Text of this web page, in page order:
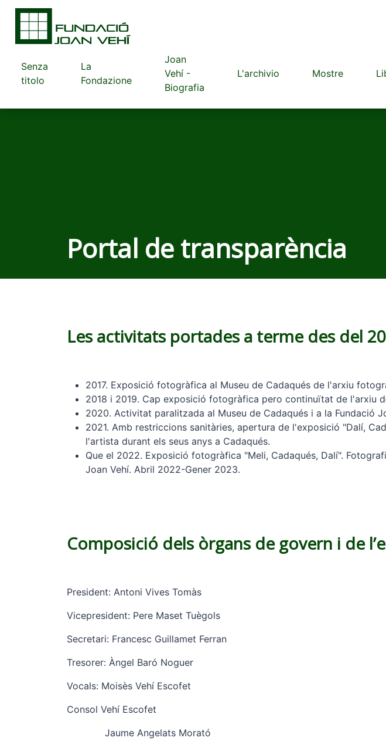
Senza
titolo
La
Fondazione
Joan
Vehí -
Biografia
L'archivio Mostre
Portal de transparència
Les activitats portades a terme des del
2017. Exposició fotogràfica al Museu de Cadaqués de l'arxiu
2018 i 2019. Cap exposició fotogràfica pero continuïtat de l'arxiu
2020. Activitat paralitzada al Museu de Cadaqués i a la Fundació
2021. Amb restriccions sanitàries, apertura de l'exposició "Dalí,
l'artista durant els seus anys a Cadaqués.
Que el 2022. Exposició fotogràfica "Meli, Cadaqués, Dalí".
Joan Vehí. Abril 2022-Gener 2023.
Composició dels òrgans de govern i de
President: Antoni Vives Tomàs
Vicepresident: Pere Maset Tuègols
Secretari: Francesc Guillamet Ferran
Tresorer: Àngel Baró Noguer
Vocals: Moisès Vehí Escofet
Consol Vehí Escofet
Jaume Angelats Morató